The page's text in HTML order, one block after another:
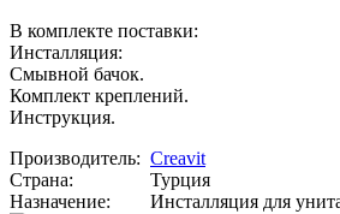
В комплекте поставки:
Инсталляция:
Смывной бачок.
Комплект креплений.
Инструкция.
Производитель: Creavit
Страна:
Турция
Назначение:
Инсталляция для